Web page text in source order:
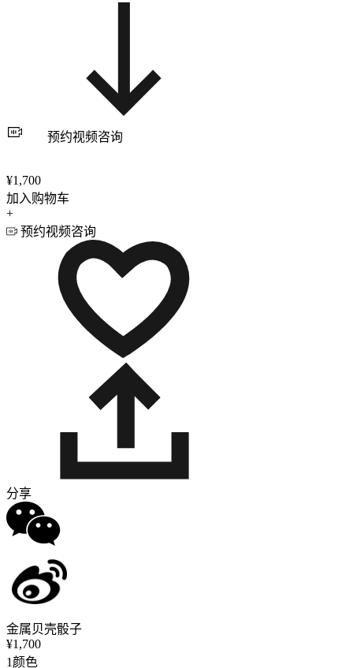
预约视频咨询
¥1,700
加入购物车
+
预约视频咨询
分享
金属贝壳骰子
¥1,700
1颜色